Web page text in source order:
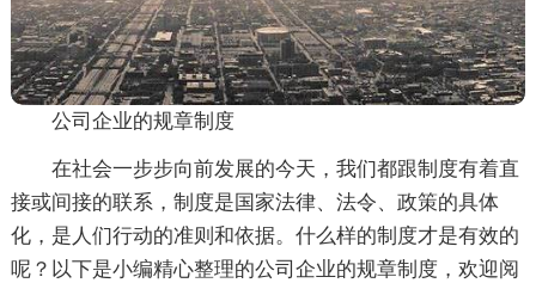
公司企业的规章制度
在社会一步步向前发展的今天，我们都跟制度有着直
接或间接的联系，制度是国家法律、法令、政策的具体
化，是人们行动的准则和依据。什么样的制度才是有效的
呢？以下是小编精心整理的公司企业的规章制度，欢迎阅